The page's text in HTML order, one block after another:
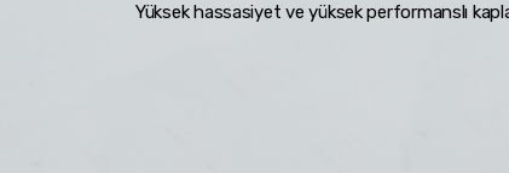
Yüksek hassasiyet ve yüksek performanslı